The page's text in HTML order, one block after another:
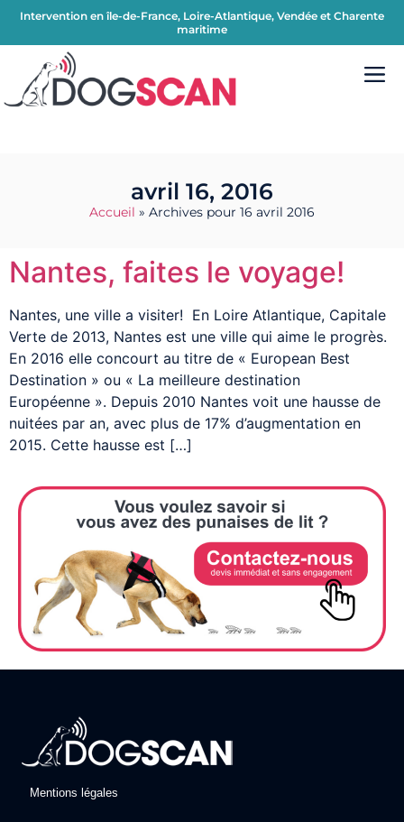
Intervention en île-de-France, Loire-Atlantique, Vendée et Charente
maritime
avril 16, 2016
Accueil » Archives pour 16 avril 2016
Nantes, faites le voyage!
Nantes, une ville a visiter! En Loire Atlantique, Capitale
Verte de 2013, Nantes est une ville qui aime le progrès.
En 2016 elle concourt au titre de « European Best
Destination » ou « La meilleure destination
Européenne ». Depuis 2010 Nantes voit une hausse de
nuitées par an, avec plus de 17% d’augmentation en
2015. Cette hausse est […]
Mentions légales